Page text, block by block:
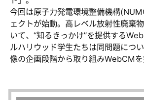
今回は原子力発電環境整備機構
ェクトが始動。高レベル放射性廃棄
いて、“知るきっかけ”を提供する
ルハリウッド学生たちは同問題につ
像の企画段階から取り組みWebCMを